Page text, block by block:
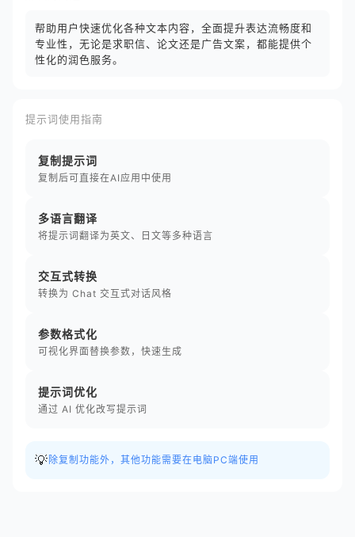
帮助用户快速优化各种文本内容，全面提升表达流畅度和
专业性，无论是求职信、论文还是广告文案，都能提供个
性化的润色服务。
提示词使用指南
复制提示词
复制后可直接在AI应用中使用
多语言翻译
将提示词翻译为英文、日文等多种语言
交互式转换
转换为 Chat 交互式对话风格
参数格式化
可视化界面替换参数，快速生成
提示词优化
通过 AI 优化改写提示词
💡 除复制功能外，其他功能需要在电脑PC端使用